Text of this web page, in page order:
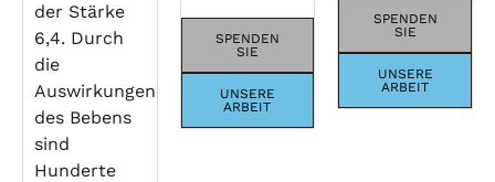
der Stärke
6,4. Durch
die
Auswirkungen
des Bebens
sind
Hunderte
SPENDEN
SIE
UNSERE
ARBEIT
SPENDEN
SIE
UNSERE
ARBEIT